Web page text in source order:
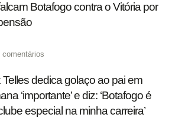
Botafogo contra o Vitória por
comentários
Telles dedica golaço ao pai em
‘importante’ e diz: ‘Botafogo é
especial na minha carreira’